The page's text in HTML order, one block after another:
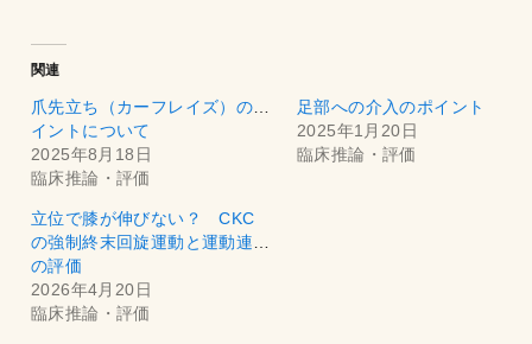
関連
爪先立ち（カーフレイズ）のポ
イントについて
2025年8月18日
臨床推論・評価
足部への介入のポイント
2025年1月20日
臨床推論・評価
立位で膝が伸びない？ CKC
の強制終末回旋運動と運動連鎖
の評価
2026年4月20日
臨床推論・評価